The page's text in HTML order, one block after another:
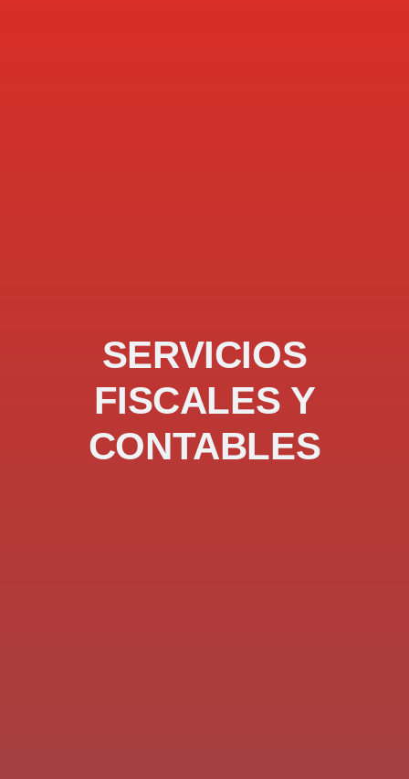
SERVICIOS
FISCALES Y
CONTABLES